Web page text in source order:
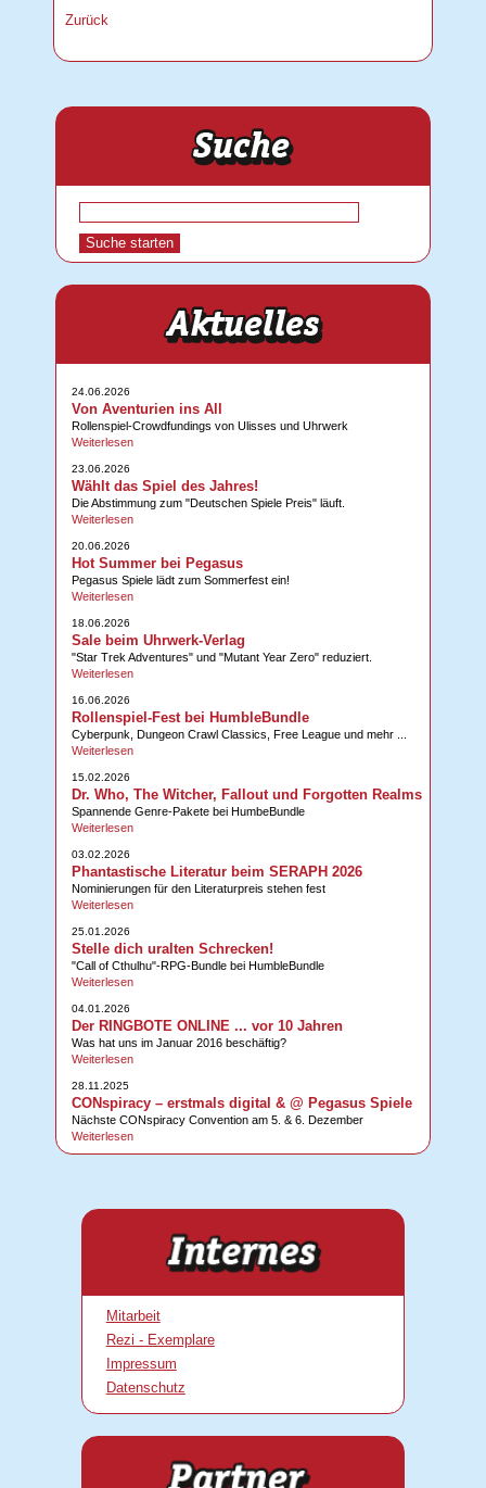
Zurück
24.06.2026
Von Aventurien ins All
Rollenspiel-Crowdfundings von Ulisses und Uhrwerk
Weiterlesen
23.06.2026
Wählt das Spiel des Jahres!
Die Abstimmung zum "Deutschen Spiele Preis" läuft.
Weiterlesen
20.06.2026
Hot Summer bei Pegasus
Pegasus Spiele lädt zum Sommerfest ein!
Weiterlesen
18.06.2026
Sale beim Uhrwerk-Verlag
"Star Trek Adventures" und "Mutant Year Zero" reduziert.
Weiterlesen
16.06.2026
Rollenspiel-Fest bei HumbleBundle
Cyberpunk, Dungeon Crawl Classics, Free League und mehr ...
Weiterlesen
15.02.2026
Dr. Who, The Witcher, Fallout und Forgotten Realms
Spannende Genre-Pakete bei HumbeBundle
Weiterlesen
03.02.2026
Phantastische Literatur beim SERAPH 2026
Nominierungen für den Literaturpreis stehen fest
Weiterlesen
25.01.2026
Stelle dich uralten Schrecken!
"Call of Cthulhu"-RPG-Bundle bei HumbleBundle
Weiterlesen
04.01.2026
Der RINGBOTE ONLINE ... vor 10 Jahren
Was hat uns im Januar 2016 beschäftig?
Weiterlesen
28.11.2025
CONspiracy – erstmals digital & @ Pegasus Spiele
Nächste CONspiracy Convention am 5. & 6. Dezember
Weiterlesen
Mitarbeit
Rezi - Exemplare
Impressum
Datenschutz